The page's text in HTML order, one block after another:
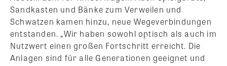
Sandkasten und Bänke zum Verweilen und
Schwatzen kamen hinzu, neue Wegeverbindungen
entstanden. „Wir haben sowohl optisch als auch im
Nutzwert einen großen Fortschritt erreicht. Die
Anlagen sind für alle Generationen geeignet und